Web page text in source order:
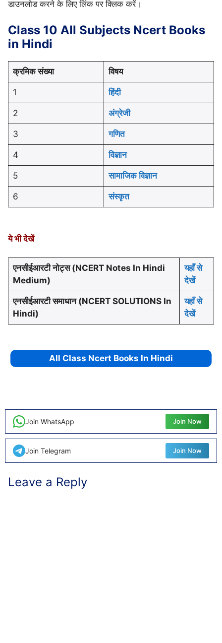
डाउनलोड करने के लिए लिंक पर क्लिक करें।
Class 10 All Subjects Ncert Books
in Hindi
क्रमिक संख्या विषय
1 हिंदी
2 अंग्रेजी
3 गणित
4 विज्ञान
5 सामाजिक विज्ञान
6 संस्कृत
ये भी देखें
एनसीईआरटी नोट्स (NCERT Notes In Hindi
Medium)
यहाँ से
देखें
एनसीईआरटी समाधान (NCERT SOLUTIONS In
Hindi)
यहाँ से
देखें
All Class Ncert Books In Hindi
Join WhatsApp Join Now
Join Telegram Join Now
Leave a Reply